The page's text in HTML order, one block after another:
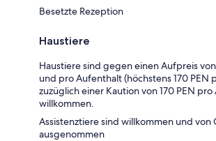
Besetzte Rezeption
Haustiere
Haustiere sind gegen einen Aufpreis
und pro Aufenthalt (höchstens 170 PEN
zuzüglich einer Kaution von 170 PEN
willkommen.
Assistenztiere sind willkommen und von
ausgenommen